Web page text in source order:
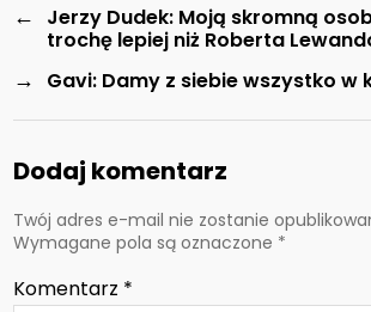
←
Jerzy Dudek: Moją skromną
trochę lepiej niż Roberta
→ Gavi: Damy z siebie wszystko w
Dodaj komentarz
Twój adres e-mail nie zostanie
Wymagane pola są oznaczone *
Komentarz *